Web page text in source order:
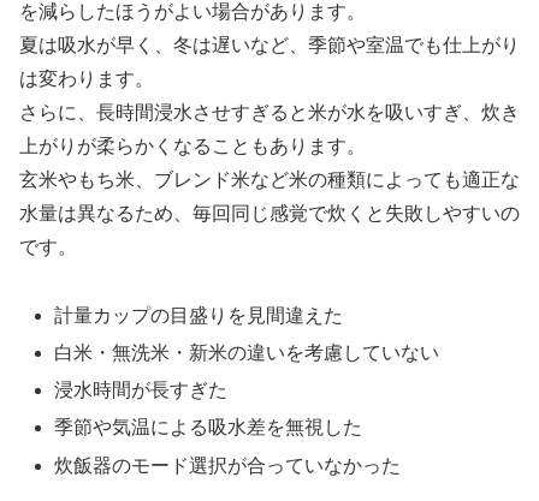
を減らしたほうがよい場合があります。
夏は吸水が早く、冬は遅いなど、季節や室温でも仕上がり
は変わります。
さらに、長時間浸水させすぎると米が水を吸いすぎ、炊き
上がりが柔らかくなることもあります。
玄米やもち米、ブレンド米など米の種類によっても適正な
水量は異なるため、毎回同じ感覚で炊くと失敗しやすいの
です。
計量カップの目盛りを見間違えた
白米・無洗米・新米の違いを考慮していない
浸水時間が長すぎた
季節や気温による吸水差を無視した
炊飯器のモード選択が合っていなかった